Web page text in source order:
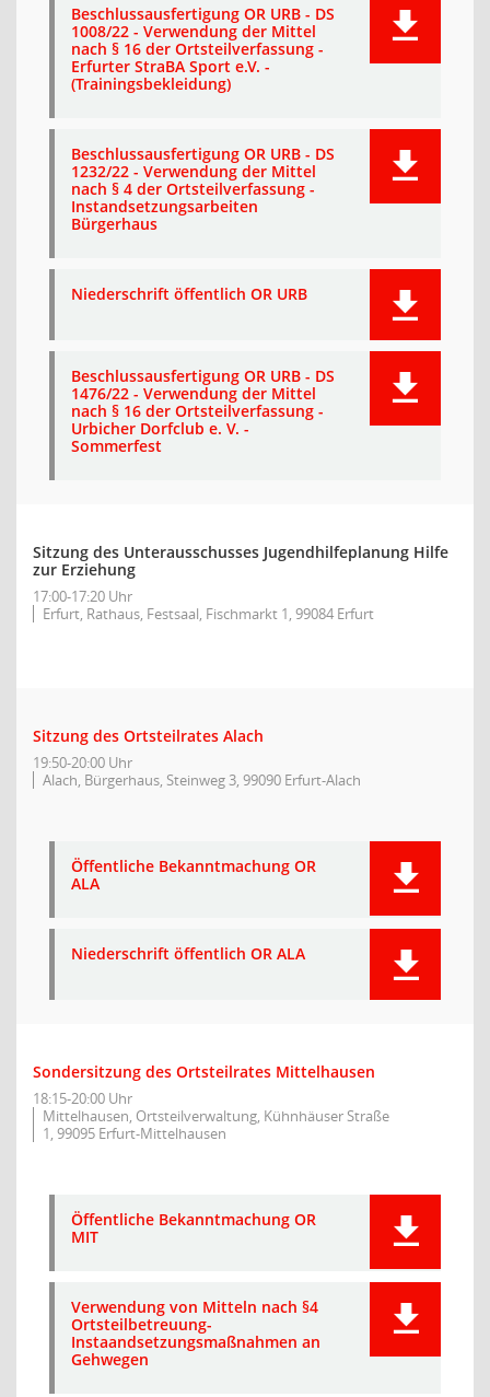
Beschlussausfertigung OR URB - DS
1008/22 - Verwendung der Mittel
nach § 16 der Ortsteilverfassung -
Erfurter StraBA Sport e.V. -
(Trainingsbekleidung)
Beschlussausfertigung OR URB - DS
1232/22 - Verwendung der Mittel
nach § 4 der Ortsteilverfassung -
Instandsetzungsarbeiten
Bürgerhaus
Niederschrift öffentlich OR URB
Beschlussausfertigung OR URB - DS
1476/22 - Verwendung der Mittel
nach § 16 der Ortsteilverfassung -
Urbicher Dorfclub e. V. -
Sommerfest
Sitzung des Unterausschusses Jugendhilfeplanung Hilfe
zur Erziehung
17:00-17:20 Uhr
Erfurt, Rathaus, Festsaal, Fischmarkt 1, 99084 Erfurt
Sitzung des Ortsteilrates Alach
19:50-20:00 Uhr
Alach, Bürgerhaus, Steinweg 3, 99090 Erfurt-Alach
Öffentliche Bekanntmachung OR
ALA
Niederschrift öffentlich OR ALA
Sondersitzung des Ortsteilrates Mittelhausen
18:15-20:00 Uhr
Mittelhausen, Ortsteilverwaltung, Kühnhäuser Straße
1, 99095 Erfurt-Mittelhausen
Öffentliche Bekanntmachung OR
MIT
Verwendung von Mitteln nach §4
Ortsteilbetreuung-
Instaandsetzungsmaßnahmen an
Gehwegen